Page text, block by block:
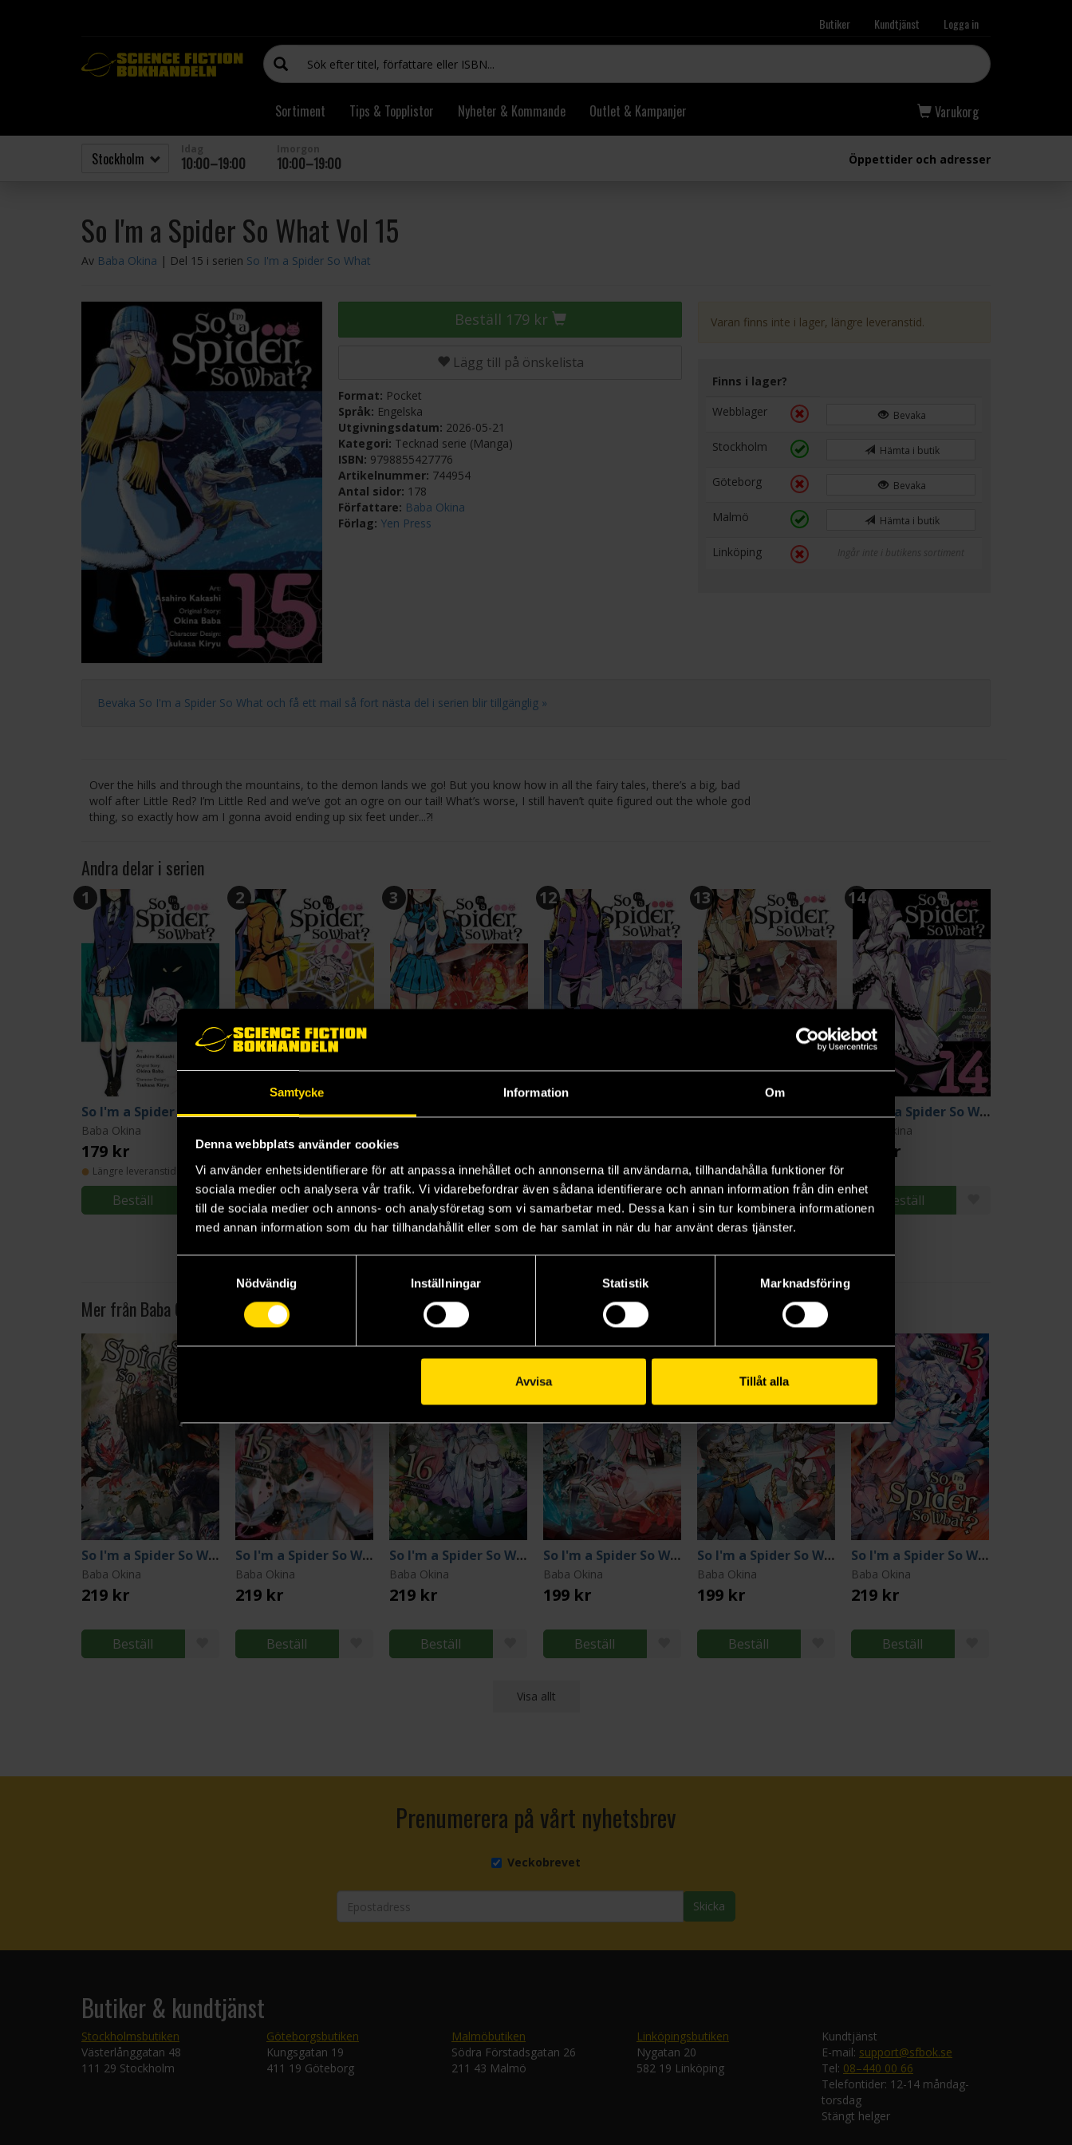
Samtycke Information Om
Denna webbplats använder cookies
Vi använder enhetsidentifierare för att anpassa innehållet och annonserna till användarna, tillhandahålla funktioner för
sociala medier och analysera vår trafik. Vi vidarebefordrar även sådana identifierare och annan information från din enhet
till de sociala medier och annons- och analysföretag som vi samarbetar med. Dessa kan i sin tur kombinera informationen
med annan information som du har tillhandahållit eller som de har samlat in när du har använt deras tjänster.
Nödvändig
Inställningar Statistik Marknadsföring
Avvisa Tillåt alla
Butiker Kundtjänst Logga in
Sortiment Tips & Topplistor Nyheter & Kommande Outlet & Kampanjer Varukorg
10:00–19:00 10:00–19:00 Öppettider och adresser
So I'm a Spider So What Vol 15
Av Baba Okina | Del 15 i serien So I'm a Spider So What
Beställ 179 kr
Lägg till på önskelista
Format: Pocket
Språk: Engelska
Utgivningsdatum: 2026-05-21
Kategori: Tecknad serie (Manga)
ISBN: 9798855427776
Artikelnummer: 744954
Antal sidor: 178
Författare: Baba Okina
Förlag: Yen Press
Varan finns inte i lager, längre leveranstid.
Finns i lager?
Webblager
Bevaka
Stockholm Hämta i butik
Göteborg Bevaka
Malmö Hämta i butik
Linköping Ingår inte i butikens sortiment
Bevaka So I'm a Spider So What och få ett mail så fort nästa del i serien blir tillgänglig »
Over the hills and through the mountains, to the demon lands we go! But you know how in all the fairy tales, there’s a big, bad
wolf after Little Red? I’m Little Red and we’ve got an ogre on our tail! What’s worse, I still haven’t quite figured out the whole god
thing, so exactly how am I gonna avoid ending up six feet under...?!
Andra delar i serien
1
So I'm a Spider So What Vol 1
Baba Okina
179 kr
Längre leveranstid
Beställ
2
So I'm a Spider So What Vol 2
179 kr
Längre leveranstid
Beställ
3
179 kr
Längre leveranstid
Beställ
12
Läs mer
13
Läs mer
14
So I'm a Spider So What Vol 14
Baba Okina
179 kr
Beställ
Mer från Baba Okina
So I'm a Spider So What Light Novel 1
Baba Okina
219 kr
Beställ
So I'm a Spider So What Light Novel 15
Baba Okina
219 kr
Beställ
So I'm a Spider So What Light Novel 16
Baba Okina
219 kr
Beställ
So I'm a Spider So What Light Novel 9
Baba Okina
199 kr
Beställ
So I'm a Spider So What Light Novel 12
Baba Okina
199 kr
Beställ
So I'm a Spider So What Light Novel 13
Baba Okina
219 kr
Beställ
Visa allt
Prenumerera på vårt nyhetsbrev
Veckobrevet
Skicka
Butiker & kundtjänst
Stockholmsbutiken
Västerlånggatan 48
111 29 Stockholm
Göteborgsbutiken
Kungsgatan 19
411 19 Göteborg
Malmöbutiken
Södra Förstadsgatan 26
211 43 Malmö
Linköpingsbutiken
Nygatan 20
582 19 Linköping
Kundtjänst
E-mail: support@sfbok.se
Tel: 08–440 00 66
Telefontider: 12-14 måndag-
torsdag
Stängt helger